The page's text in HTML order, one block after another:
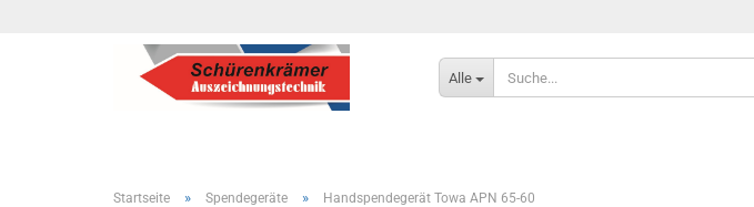
Alle
Startseite » Spendegeräte » Handspendegerät Towa APN 65-60